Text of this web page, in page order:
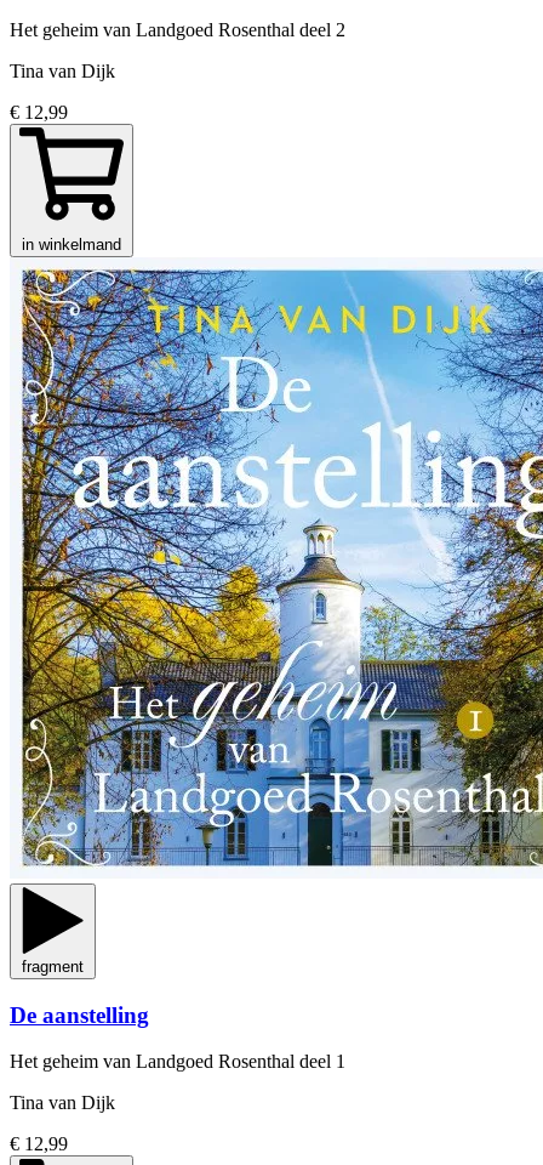
Het geheim van Landgoed Rosenthal deel 2
Tina van Dijk
€ 12,99
in winkelmand
fragment
De aanstelling
Het geheim van Landgoed Rosenthal deel 1
Tina van Dijk
€ 12,99